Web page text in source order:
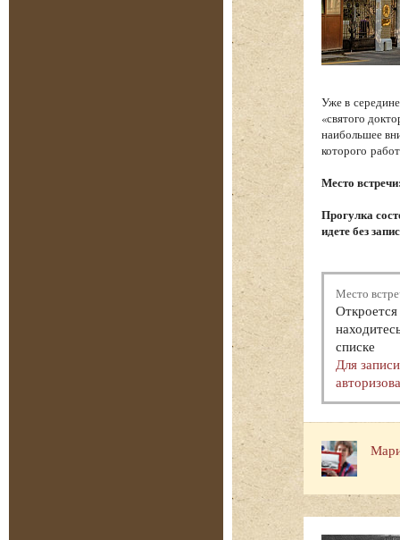
Уже в
«святого
наибольшее
которого
Место
Прогулка
идете без
Место
списке
Для